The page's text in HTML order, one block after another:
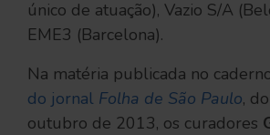
único de atuação), Vazio S/A
EME3 (Barcelona).
Na matéria publicada no
do jornal Folha de São Paulo,
outubro de 2013, os curadores